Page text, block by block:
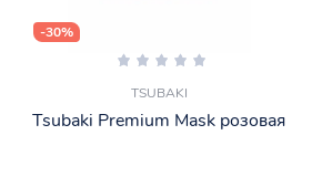
-30%
TSUBAKI
Tsubaki Premium Mask розовая